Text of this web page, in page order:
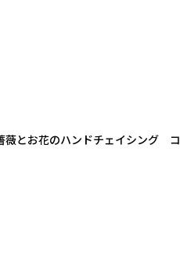
とお花のハンドチェイシング コ